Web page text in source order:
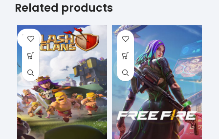
Related products
SOLD
OUT